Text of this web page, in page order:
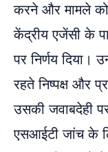
करने और मामले
केंद्रीय एजेंसी के
पर निर्णय दिया।
रहते निष्पक्ष और
उसकी जवाबदेही
एसआईटी जांच के